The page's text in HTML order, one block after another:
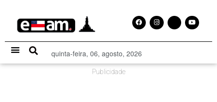
quinta-feira, 06, agosto, 2026
Publicidade